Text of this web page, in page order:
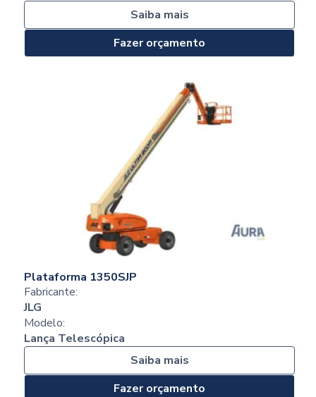
Saiba mais
Fazer orçamento
Plataforma 1350SJP
Fabricante:
JLG
Modelo:
Lança Telescópica
Saiba mais
Fazer orçamento